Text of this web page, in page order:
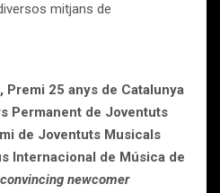
mitjans de
Premi 25 anys de Catalunya
Permanent de Joventuts
de Joventuts Musicals
Internacional de Música de
newcomer